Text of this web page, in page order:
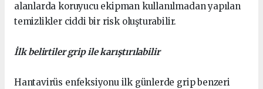
alanlarda koruyucu ekipman kullanılmadan yapılan
temizlikler ciddi bir risk oluşturabilir.
İlk belirtiler grip ile karıştırılabilir
Hantavirüs enfeksiyonu ilk günlerde grip benzeri